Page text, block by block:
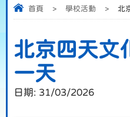
首頁 > 學校活動 > 北
北京四天文
一天
日期: 31/03/2026